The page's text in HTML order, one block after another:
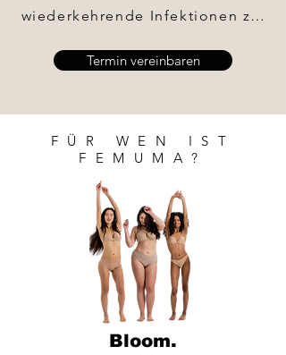
wiederkehrende Infektionen zu
ernst genommen, belächelt
Genau hier setzt er mit FEMUNA
an:
Es gibt keine dummen Fragen
und keine „unangenehmen“
Themen.
Termin vereinbaren
FÜR WEN IST
FEMUMA?
Bloom.